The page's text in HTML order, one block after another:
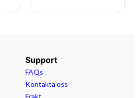
Support
FAQs
Kontakta oss
Frakt